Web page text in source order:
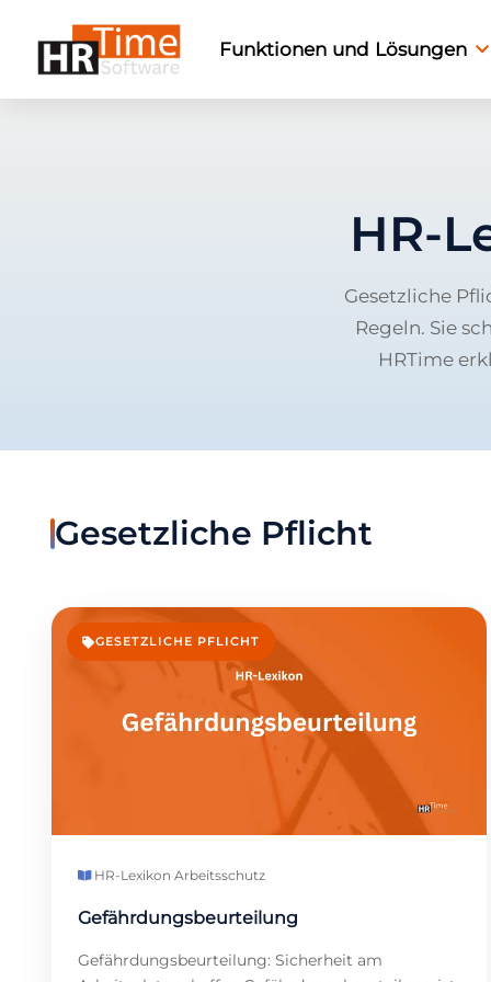
Funktionen und Lösungen
HR-
Gesetzliche
Regeln. Sie
HRTime
Gesetzliche Pflicht
GESETZLICHE PFLICHT
HR-Lexikon·Arbeitsschutz
Gefährdungsbeurteilung
Gefährdungsbeurteilung: Sicherheit am